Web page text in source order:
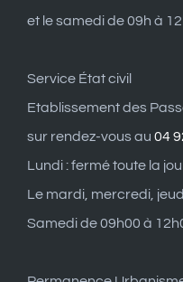
et le samedi de 09h à
Service État civil
Etablissement des
sur rendez-vous au 04
Lundi : fermé toute la
Le mardi, mercredi,
Samedi de 09h00 à